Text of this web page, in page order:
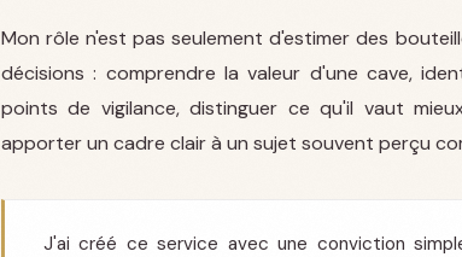
Mon rôle n'est pas seulement d'estimer des
décisions : comprendre la valeur d'une cave,
points de vigilance, distinguer ce qu'il vaut
apporter un cadre clair à un sujet souvent perçu
J'ai créé ce service avec une conviction